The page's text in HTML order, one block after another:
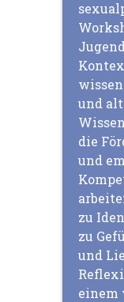
und
die
und
zu
zu
und
einem